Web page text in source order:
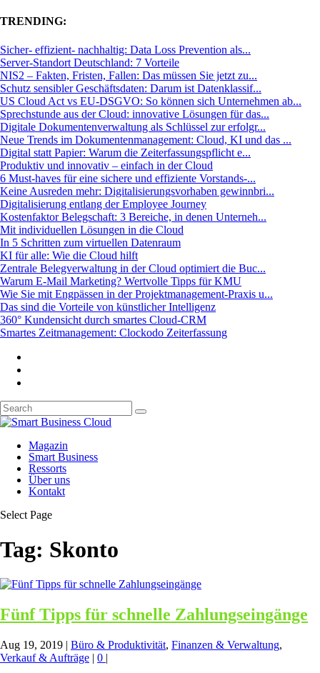
TRENDING:
Sicher- effizient- nachhaltig: Data Loss Prevention als...
Server-Standort Deutschland: 7 Vorteile
NIS2 – Fakten, Fristen, Fallen: Das müssen Sie jetzt zu...
Schutz sensibler Geschäftsdaten: Darum ist Datenklassif...
US Cloud Act vs EU-DSGVO: So können sich Unternehmen ab...
Sprechstunde aus der Cloud: innovative Lösungen für das...
Digitale Dokumentenverwaltung als Schlüssel zur erfolgr...
Neue Trends im Dokumentenmanagement: Cloud, KI und das ...
Digital statt Papier: Warum die Zeiterfassungspflicht e...
Produktiv und innovativ – einfach in der Cloud
6 Must-haves für eine sichere und effiziente Vorstands-...
Keine Ausreden mehr: Digitalisierungsvorhaben gewinnbri...
Digitalisierung entlang der Employee Journey
Kostenfaktor Belegschaft: 3 Bereiche, in denen Unterneh...
Mit individuellen Lösungen in die Cloud
In 5 Schritten zum virtuellen Datenraum
KI für alle: Wie die Cloud hilft
Zentrale Belegverwaltung in der Cloud optimiert die Buc...
Warum E-Mail Marketing? Wertvolle Tipps für KMU
Wie Sie mit Engpässen in der Projektmanagement-Praxis u...
Das sind die Vorteile von künstlicher Intelligenz
360° Kundensicht durch smartes Cloud-CRM
Smartes Zeitmanagement: Clockodo Zeiterfassung
Magazin
Smart Business
Ressorts
Über uns
Kontakt
Select Page
Tag: Skonto
Fünf Tipps für schnelle Zahlungseingänge
Aug 19, 2019 | Büro & Produktivität, Finanzen & Verwaltung,
Verkauf & Aufträge | 0 |